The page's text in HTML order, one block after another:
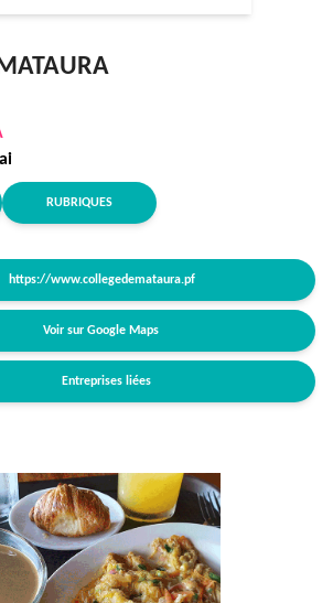
RUBRIQUES
https://www.collegedemataura.pf
Voir sur Google Maps
Entreprises liées